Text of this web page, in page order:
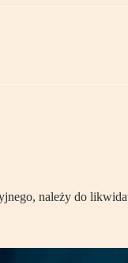
należy do